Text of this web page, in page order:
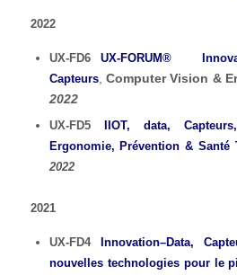
2022
UX-FD6 UX-FORUM®
Capteurs, Computer Vision &
2022
UX-FD5
IIOT, data,
Ergonomie, Prévention & Santé
2022
2021
UX-FD4Innovation–Data,
nouvelles technologies pour le